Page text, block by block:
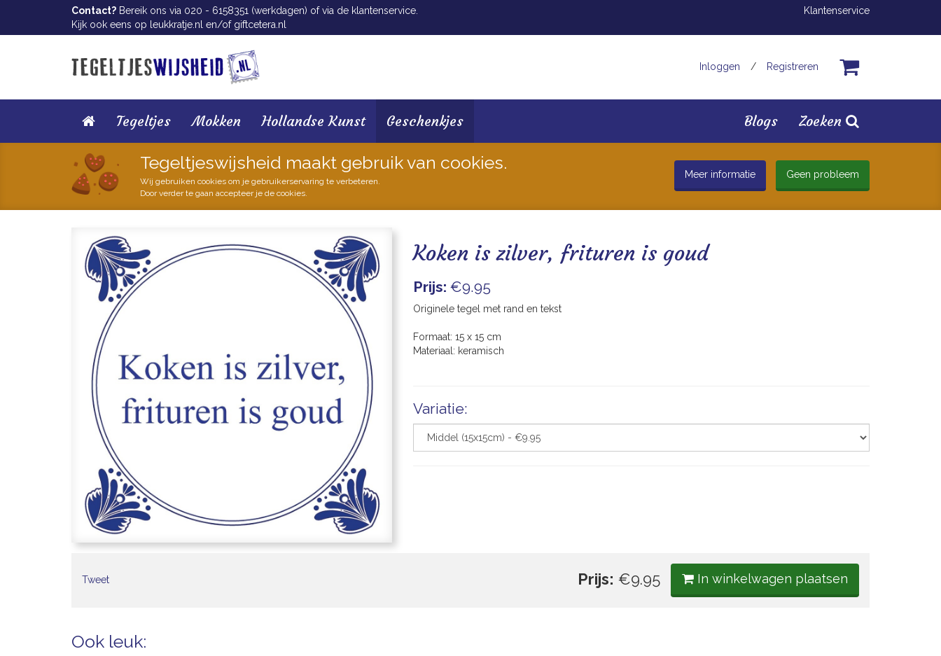
Contact? Bereik ons via 020 - 6158351 (werkdagen) of via de klantenservice.
Kijk ook eens op leukkratje.nl en/of giftcetera.nl
Klantenservice
Inloggen / Registreren
Tegeltjes Mokken Hollandse Kunst Geschenkjes Zoeken
Blogs
Tegeltjeswijsheid maakt gebruik van cookies.
Wij gebruiken cookies om je gebruikerservaring te verbeteren.
Door verder te gaan accepteer je de cookies.
Meer informatie Geen probleem
Koken is zilver, frituren is goud
Prijs: €9.95
Originele tegel met rand en tekst
Formaat: 15 x 15 cm
Materiaal: keramisch
Variatie:
Tweet In winkelwagen plaatsen
Prijs: €9.95
Ook leuk: